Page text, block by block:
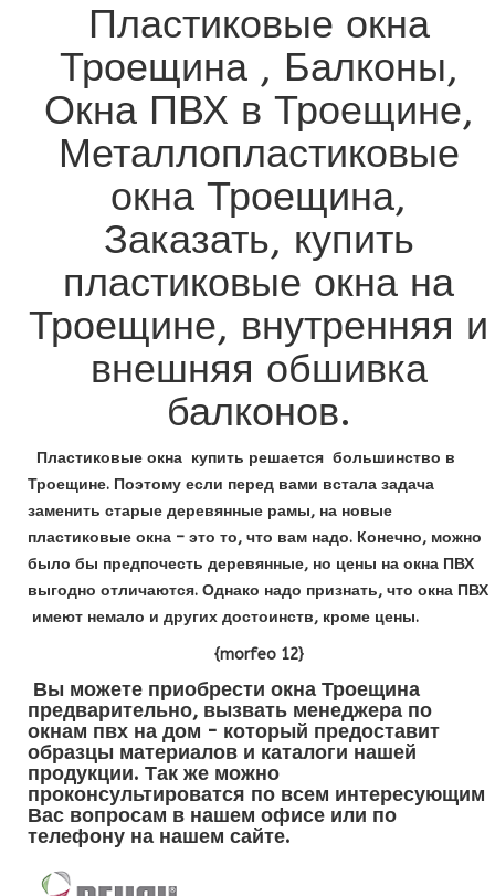
Пластиковые окна
Троещина , Балконы,
Окна ПВХ в Троещине,
Металлопластиковые
окна Троещина,
Заказать, купить
пластиковые окна на
Троещине, внутренняя и
внешняя обшивка
балконов.
Пластиковые окна купить решается большинство в
Троещине. Поэтому если перед вами встала задача
заменить старые деревянные рамы, на новые
пластиковые окна – это то, что вам надо. Конечно, можно
было бы предпочесть деревянные, но цены на окна ПВХ
выгодно отличаются. Однако надо признать, что окна ПВХ
имеют немало и других достоинств, кроме цены.
{morfeo 12}
Вы можете приобрести окна Троещина
предварительно, вызвать менеджера по
окнам пвх на дом - который предоставит
образцы материалов и каталоги нашей
продукции. Так же можно
проконсультироватся по всем интересующим
Вас вопросам в нашем офисе или по
телефону на нашем сайте.